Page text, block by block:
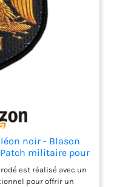
noir - Blason
militaire pour
airsoft et
historiques
est réalisé avec un
pour offrir un